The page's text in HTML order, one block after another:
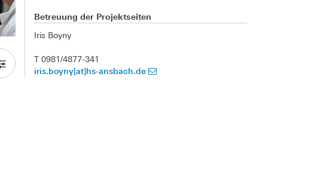
Betreuung der Projektseiten
Iris Boyny
T 0981/4877-341
iris.boyny[at]hs-ansbach.de